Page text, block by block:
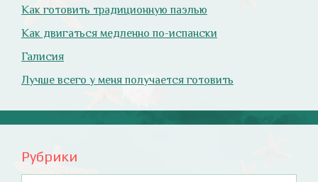
Как готовить традиционную паэлью
Как двигаться медленно по-испански
Галисия
Лучше всего у меня получается готовить
Рубрики